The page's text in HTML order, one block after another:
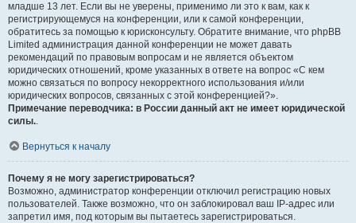
младше 13 лет. Если вы не уверены, применимо ли это к вам, как к
регистрирующемуся на конференции, или к самой конференции,
обратитесь за помощью к юрисконсульту. Обратите внимание, что phpBB
Limited администрация данной конференции не может давать
рекомендаций по правовым вопросам и не является объектом
юридических отношений, кроме указанных в ответе на вопрос «С кем
можно связаться по вопросу некорректного использования и/или
юридических вопросов, связанных с этой конференцией?».
Примечание переводчика: в России данный акт не имеет юридической
силы..
Вернуться к началу
Почему я не могу зарегистрироваться?
Возможно, администратор конференции отключил регистрацию новых
пользователей. Также возможно, что он заблокировал ваш IP-адрес или
запретил имя, под которым вы пытаетесь зарегистрироваться.